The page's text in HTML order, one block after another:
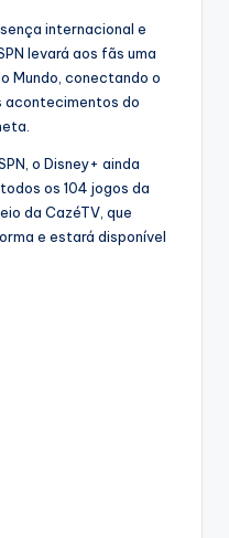
internacional e
levará aos fãs uma
Mundo, conectando o
acontecimentos do
o Disney+ ainda
os 104 jogos da
da CazéTV, que
e estará disponível